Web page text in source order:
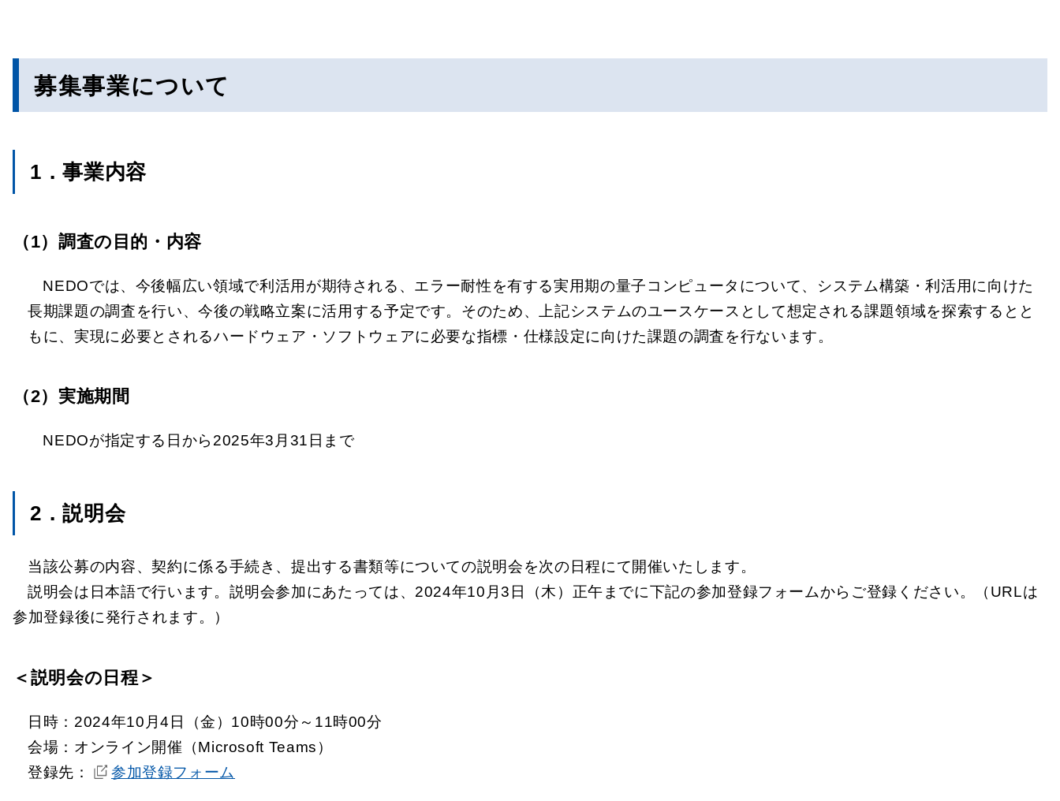
募集事業について
1．事業内容
（1）調査の目的・内容
NEDOでは、今後幅広い領域で利活用が期待される、エラー耐性を有する実用期の量子コンピュータについて、システム構築・利活用に向けた
長期課題の調査を行い、今後の戦略立案に活用する予定です。そのため、上記システムのユースケースとして想定される課題領域を探索するとと
もに、実現に必要とされるハードウェア・ソフトウェアに必要な指標・仕様設定に向けた課題の調査を行ないます。
（2）実施期間
NEDOが指定する日から2025年3月31日まで
2．説明会
当該公募の内容、契約に係る手続き、提出する書類等についての説明会を次の日程にて開催いたします。
説明会は日本語で行います。説明会参加にあたっては、2024年10月3日（木）正午までに下記の参加登録フォームからご登録ください。（URLは
参加登録後に発行されます。）
＜説明会の日程＞
日時：2024年10月4日（金）10時00分～11時00分
会場：オンライン開催（Microsoft Teams）
登録先：
参加登録フォーム